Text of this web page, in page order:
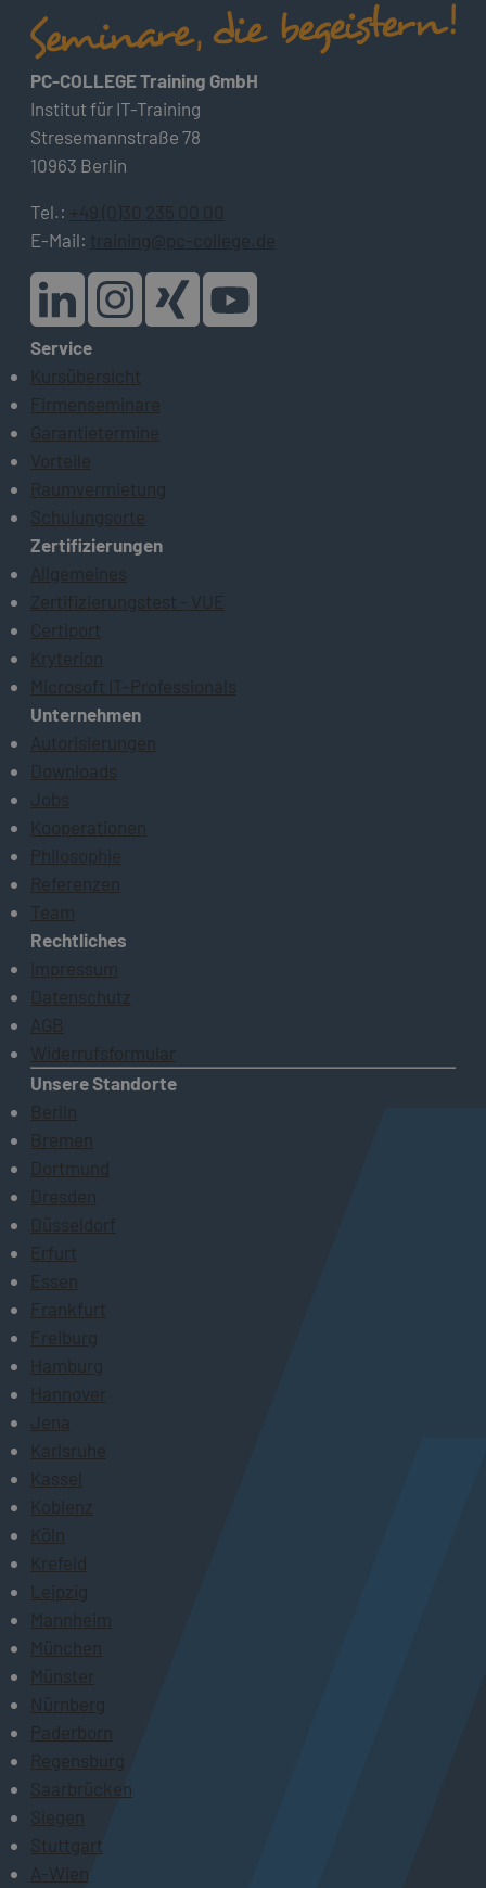
PC-COLLEGE Training GmbH
Institut für IT-Training
Stresemannstraße 78
10963 Berlin
Tel.: +49 (0)30 235 00 00
E-Mail: training@pc-college.de
Service
Kursübersicht
Firmenseminare
Garantietermine
Vorteile
Raumvermietung
Schulungsorte
Zertifizierungen
Allgemeines
Zertifizierungstest - VUE
Certiport
Kryterion
Microsoft IT-Professionals
Unternehmen
Autorisierungen
Downloads
Jobs
Kooperationen
Philosophie
Referenzen
Team
Rechtliches
Impressum
Datenschutz
AGB
Widerrufsformular
Unsere Standorte
Berlin
Bremen
Dortmund
Dresden
Düsseldorf
Erfurt
Essen
Frankfurt
Freiburg
Hamburg
Hannover
Jena
Karlsruhe
Kassel
Koblenz
Köln
Krefeld
Leipzig
Mannheim
München
Münster
Nürnberg
Paderborn
Regensburg
Saarbrücken
Siegen
Stuttgart
A-Wien